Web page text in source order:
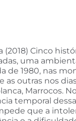
(2018) Cinco
uma
de 1980, nas
as outras nos
Marrocos.
temporal
que a